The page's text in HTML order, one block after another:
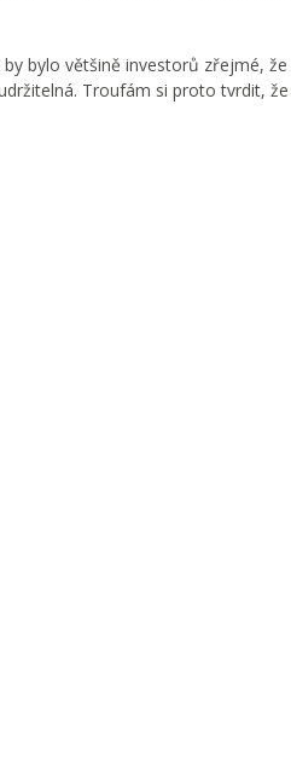
bylo většině investorů zřejmé,
Troufám si proto tvrdit,